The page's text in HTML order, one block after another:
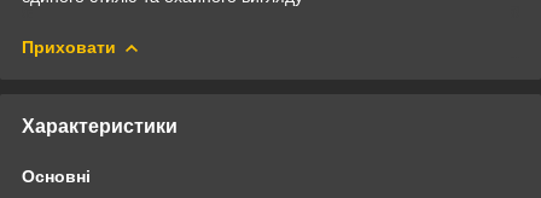
Приховати
Характеристики
Основні